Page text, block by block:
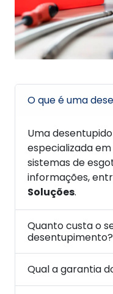
O que é uma
Uma
especializada
sistemas de
informações,
Soluções.
Quanto custa o
desentupimento?
Qual a garantia